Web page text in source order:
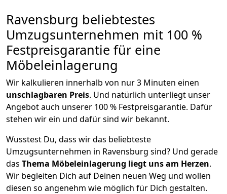
Ravensburg beliebtestes
Umzugsunternehmen mit 100 %
Festpreisgarantie für eine
Möbeleinlagerung
Wir kalkulieren innerhalb von nur 3 Minuten einen
unschlagbaren Preis. Und natürlich unterliegt unser
Angebot auch unserer 100 % Festpreisgarantie. Dafür
stehen wir ein und dafür sind wir bekannt.
Wusstest Du, dass wir das beliebteste
Umzugsunternehmen in Ravensburg sind? Und gerade
das Thema Möbeleinlagerung liegt uns am Herzen.
Wir begleiten Dich auf Deinen neuen Weg und wollen
diesen so angenehm wie möglich für Dich gestalten.